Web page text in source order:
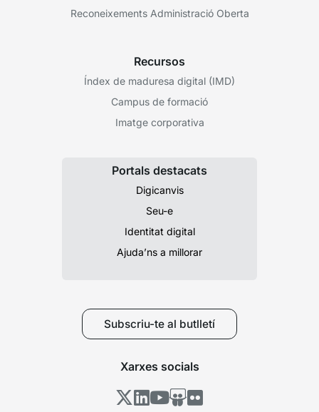
Reconeixements Administració Oberta
Recursos
Índex de maduresa digital (IMD)
Campus de formació
Imatge corporativa
Portals destacats
Digicanvis
Seu-e
Identitat digital
Ajuda’ns a millorar
Subscriu-te al butlletí
Xarxes socials